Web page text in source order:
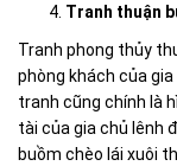
Tranh thuận
Tranh phong thủy
phòng khách của
tranh cũng chính là
tài của gia chủ lênh
buồm chèo lái xuôi